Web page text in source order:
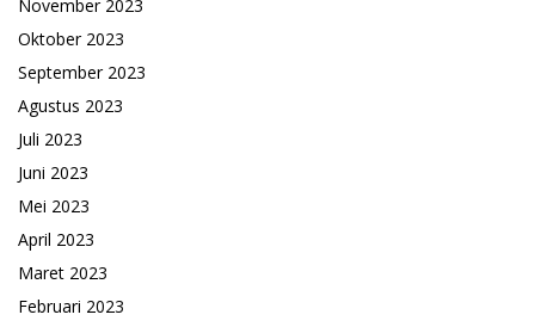
November 2023
Oktober 2023
September 2023
Agustus 2023
Juli 2023
Juni 2023
Mei 2023
April 2023
Maret 2023
Februari 2023